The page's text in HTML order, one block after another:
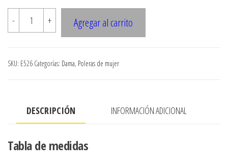
-
E526
+ Agregar al carrito
SKU: E526 Categorías: Dama, Poleras de mujer
DESCRIPCIÓN INFORMACIÓN ADICIONAL
Tabla de medidas